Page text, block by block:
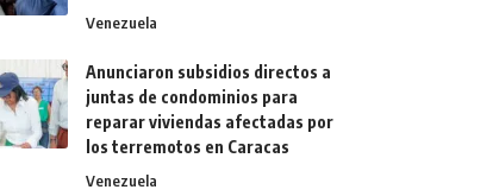
Venezuela
Anunciaron subsidios directos a
juntas de condominios para
reparar viviendas afectadas por
los terremotos en Caracas
Venezuela